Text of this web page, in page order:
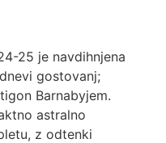
25 je navdihnjena
gostovanj;
Barnabyjem.
astralno
z odtenki